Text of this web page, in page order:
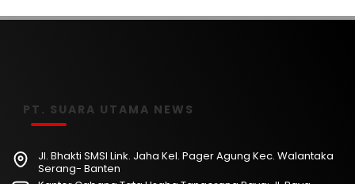
PT. SUARA UTAMA NEWS
Jl. Bhakti SMSI Link. Jaha Kel. Pager Agung Kec. Walantaka
Serang- Banten